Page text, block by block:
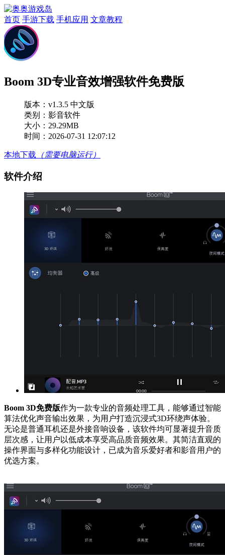
首页 手游下载 手机应用 文章教程
Boom 3D专业音效增强软件免费版
版本： v1.3.5 中文版
类别：影音软件
大小：29.29MB
时间：2026-07-31 12:07:12
本地下载 （需要电脑运行）
软件介绍
Boom 3D免费版作为一款专业的音频处理工具，能够通过智能
算法优化声音输出效果，为用户打造沉浸式3D环绕声体验。
无论是普通耳机还是外接音响设备，该软件均可显著提升音质
层次感，让用户以低成本享受高品质音频效果。其简洁直观的
操作界面与多样化功能设计，已成为音乐爱好者和影音用户的
优选方案。